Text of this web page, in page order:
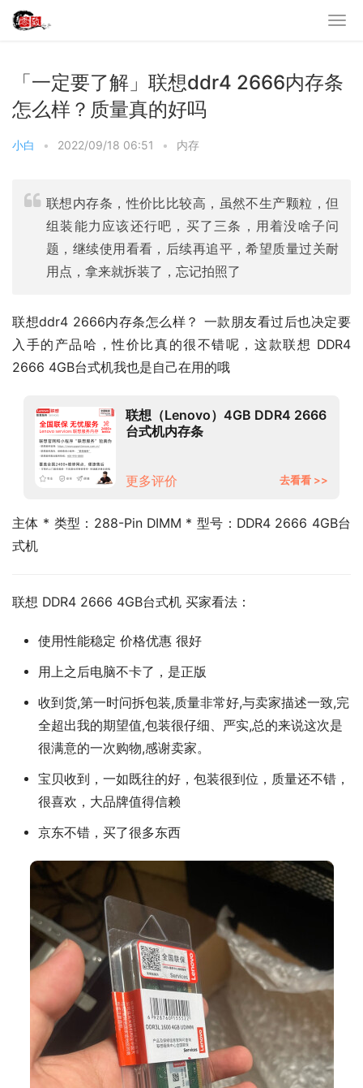
「一定要了解」联想ddr4 2666内存条
怎么样？质量真的好吗
小白 • 2022/09/18 06:51 • 内存
联想内存条，性价比比较高，虽然不生产颗粒，但
组装能力应该还行吧，买了三条，用着没啥子问
题，继续使用看看，后续再追平，希望质量过关耐
用点，拿来就拆装了，忘记拍照了
联想ddr4 2666内存条怎么样？ 一款朋友看过后也决定要
入手的产品哈，性价比真的很不错呢，这款联想 DDR4
2666 4GB台式机我也是自己在用的哦
联想（Lenovo）4GB DDR4 2666
台式机内存条
更多评价 去看看 >>
主体 * 类型：288-Pin DIMM * 型号：DDR4 2666 4GB台
式机
联想 DDR4 2666 4GB台式机 买家看法：
使用性能稳定 价格优惠 很好
用上之后电脑不卡了，是正版
收到货,第一时问拆包装,质量非常好,与卖家描述一致,完
全超出我的期望值,包装很仔细、严实,总的来说这次是
很满意的一次购物,感谢卖家。
宝贝收到，一如既往的好，包装很到位，质量还不错，
很喜欢，大品牌值得信赖
京东不错，买了很多东西